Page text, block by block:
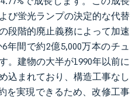
び蛍光ランプの決定的な代替
段階的廃止義務によって加速
年間で約2億5,000万本のチュ
。建物の大半が1990年以前に
込まれており、構造工事なし
を実現できるため、改修工事